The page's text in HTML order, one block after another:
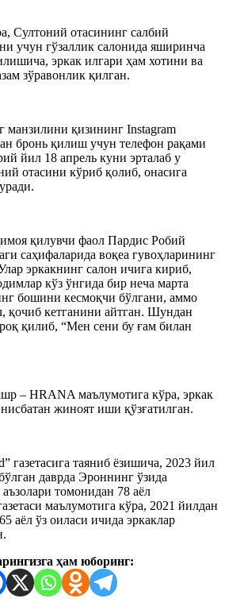
Султоний отасининг салбий
учун гўзаллик салонида яширинча
эркак илгари ҳам хотини ва
зўравонлик қилган.
манзилини қизининг Instagram
бронь қилиш учун телефон рақами
йил 18 апрель куни эрталаб у
отасини кўриб қолиб, онасига
қилувчи фаол Пардис Робий
саҳифаларида воқеа гувоҳларининг
эркакнинг салон ичига кириб,
кўз ўнгида бир неча марта
бошини кесмоқчи бўлгани, аммо
қочиб кетганини айтган. Шундан
қилиб, “Мен сени бу ғам билан
– HRANA маълумотига кўра, эркак
жиноят иши қўзғатилган.
газетасига таяниб ёзишича, 2023 йил
даврда Эроннинг ўзида
томонидан 78 аёл
маълумотига кўра, 2021 йилдан
аёл ўз оиласи ичида эркаклар
ҳам юборинг: